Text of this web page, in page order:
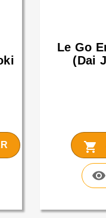
Le Go
(Dai
shopping_cart
visibility